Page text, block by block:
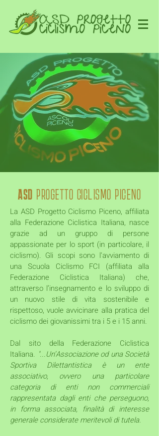
ASD PROGETTO CICLISMO PICENO
La ASD Progetto Ciclismo Piceno, affiliata
alla Federazione Ciclistica Italiana, nasce
grazie ad un gruppo di persone
appassionate per lo sport (in particolare, il
ciclismo). Gli scopi sono l'avviamento di
una Scuola Ciclismo FCI (affiliata alla
Federazione Ciclistica Italiana) che,
attraverso l’insegnamento e lo sviluppo di
un nuovo stile di vita sostenibile e
rispettoso, vuole avvicinare alla pratica del
ciclismo dei giovanissimi tra i 5 e i 15 anni.
Dal sito della Federazione Ciclistica
Italiana. "...Un’Associazione od una Società
Sportiva Dilettantistica è un ente
associativo, ovvero una particolare
categoria di enti non commerciali
rappresentata dagli enti che perseguono,
in forma associata, finalità di interesse
generale considerate meritevoli di tutela.